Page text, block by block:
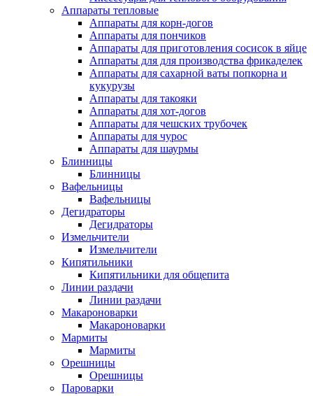
Аппараты тепловые
Аппараты для корн-догов
Аппараты для пончиков
Аппараты для приготовления сосисок в яйце
Аппараты для для производства фрикаделек
Аппараты для сахарной ваты попкорна и
кукурузы
Аппараты для такояки
Аппараты для хот-догов
Аппараты для чешских трубочек
Аппараты для чурос
Аппараты для шаурмы
Блинницы
Блинницы
Вафельницы
Вафельницы
Дегидраторы
Дегидраторы
Измельчители
Измельчители
Кипятильники
Кипятильники для общепита
Линии раздачи
Линии раздачи
Макароноварки
Макароноварки
Мармиты
Мармиты
Орешницы
Орешницы
Пароварки